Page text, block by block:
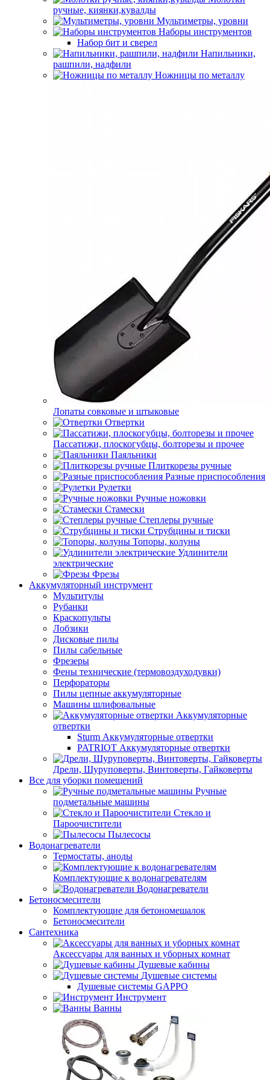
ручные, киянки,кувалды
Мультиметры, уровни
Наборы инструментов
Набор бит и сверел
Напильники,
рашпили, надфили
Ножницы по металлу
Лопаты совковые и штыковые
Отвертки
Пассатижи, плоскогубцы, болторезы и прочее
Паяльники
Плиткорезы ручные
Разные приспособления
Рулетки
Ручные ножовки
Стамески
Степлеры ручные
Струбцины и тиски
Топоры, колуны
Удлинители
электрические
Фрезы
Аккумуляторный инструмент
Мультитулы
Рубанки
Краскопульты
Лобзики
Дисковые пилы
Пилы сабельные
Фрезеры
Фены технические (термовоздуходувки)
Перфораторы
Пилы цепные аккумуляторные
Машины шлифовальные
Аккумуляторные
отвертки
Sturm Аккумуляторные отвертки
PATRIOT Аккумуляторные отвертки
Дрели, Шуруповерты, Винтоверты, Гайковерты
Все для уборки помещений
Ручные
подметальные машины
Стекло и
Пароочистители
Пылесосы
Водонагреватели
Термостаты, аноды
Комплектующие к водонагревателям
Водонагреватели
Бетоносмесители
Комплектующие для бетономешалок
Бетоносмесители
Сантехника
Аксессуары для ванных и уборных комнат
Душевые кабины
Душевые системы
Душевые системы GAPPO
Инструмент
Ванны